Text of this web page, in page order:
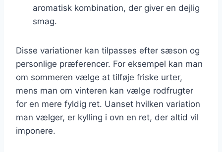
aromatisk kombination, der giver en dejlig
smag.
Disse variationer kan tilpasses efter sæson og
personlige præferencer. For eksempel kan man
om sommeren vælge at tilføje friske urter,
mens man om vinteren kan vælge rodfrugter
for en mere fyldig ret. Uanset hvilken variation
man vælger, er kylling i ovn en ret, der altid vil
imponere.